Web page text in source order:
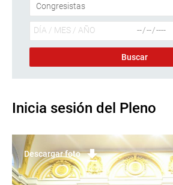
Inicia sesión del Pleno
Descargar foto